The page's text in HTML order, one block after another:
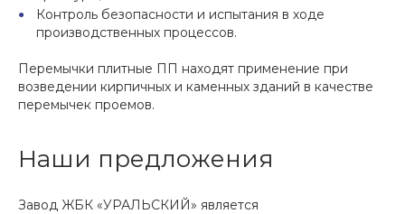
Контроль безопасности и испытания в ходе
производственных процессов.
Перемычки плитные ПП находят применение при
возведении кирпичных и каменных зданий в качестве
перемычек проемов.
Наши предложения
Завод ЖБК «УРАЛЬСКИЙ» является